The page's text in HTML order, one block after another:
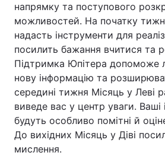
напрямку та поступового
можливостей. На початку
надасть інструменти для
посилить бажання вчитися та
Підтримка Юпітера допоможе
нову інформацію та
середині тижня Місяць у Леві
виведе вас у центр уваги. Ваші
будуть особливо помітні й
До вихідних Місяць у Діві
мислення.